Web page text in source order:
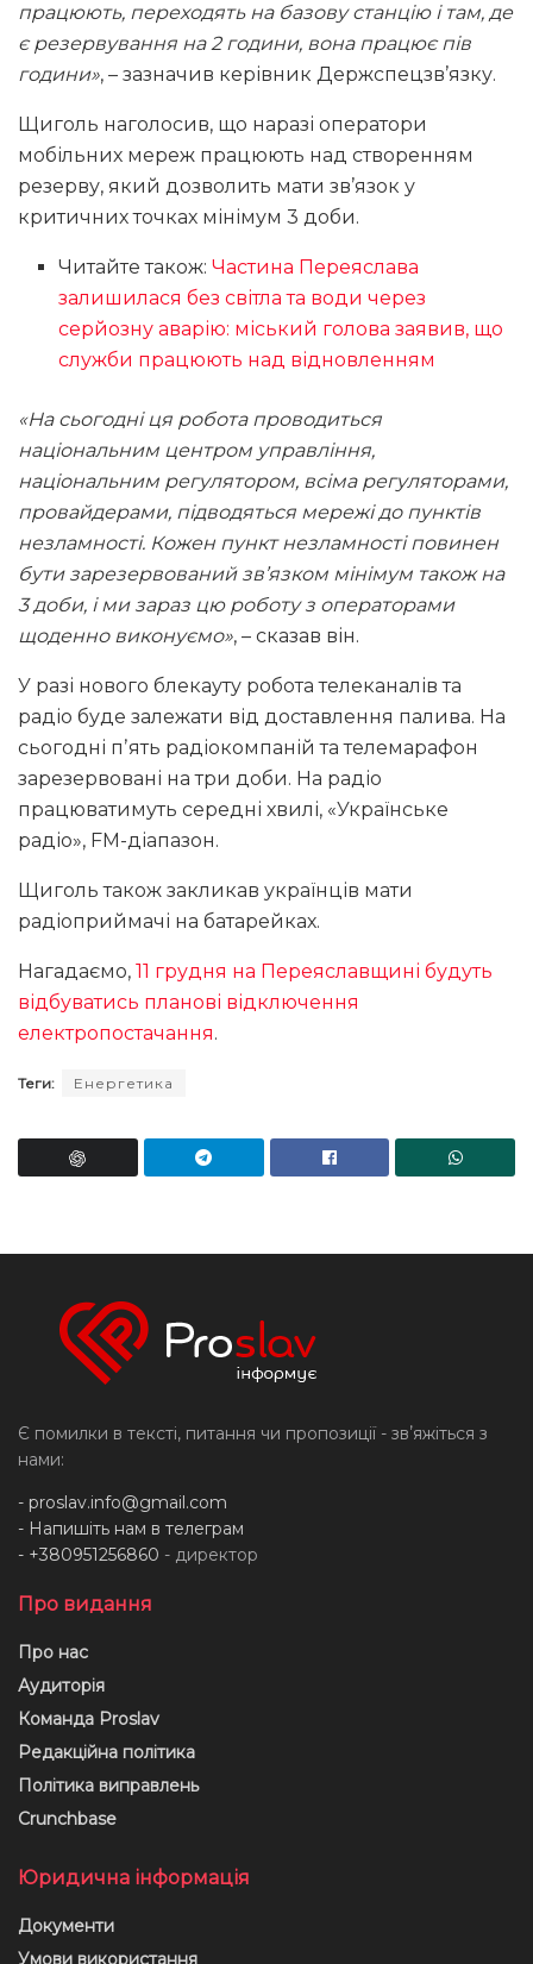
працюють, переходять на базову станцію і там, де
є резервування на 2 години, вона працює пів
години», – зазначив керівник Держспецзв’язку.
Щиголь наголосив, що наразі оператори
мобільних мереж працюють над створенням
резерву, який дозволить мати зв’язок у
критичних точках мінімум 3 доби.
Читайте також:Частина Переяслава
залишилася без світла та води через
серйозну аварію: міський голова заявив, що
служби працюють над відновленням
«На сьогодні ця робота проводиться
національним центром управління,
національним регулятором, всіма регуляторами,
провайдерами, підводяться мережі до пунктів
незламності. Кожен пункт незламності повинен
бути зарезервований зв’язком мінімум також на
3 доби, і ми зараз цю роботу з операторами
щоденно виконуємо», – сказав він.
У разі нового блекауту робота телеканалів та
радіо буде залежати від доставлення палива. На
сьогодні пʼять радіокомпаній та телемарафон
зарезервовані на три доби. На радіо
працюватимуть середні хвилі, «Українське
радіо», FM-діапазон.
Щиголь також закликав українців мати
радіоприймачі на батарейках.
Нагадаємо, 11 грудня на Переяславщині будуть
відбуватись планові відключення
електропостачання.
Теги: Енергетика
Є помилки в тексті, питання чи пропозиції - звʼяжіться з
нами:
- proslav.info@gmail.com
- Напишіть нам в телеграм
- +380951256860 - директор
Про видання
Про нас
Аудиторія
Команда Proslav
Редакційна політика
Політика виправлень
Crunchbase
Юридична інформація
Документи
Умови використання